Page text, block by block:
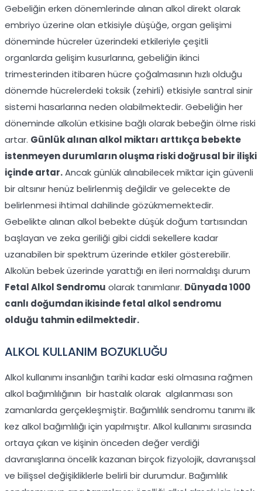
Gebeliğin erken dönemlerinde alınan alkol direkt olarak
embriyo üzerine olan etkisiyle düşüğe, organ gelişimi
döneminde hücreler üzerindeki etkileriyle çeşitli
organlarda gelişim kusurlarına, gebeliğin ikinci
trimesterinden itibaren hücre çoğalmasının hızlı olduğu
dönemde hücrelerdeki toksik (zehirli) etkisiyle santral sinir
sistemi hasarlarına neden olabilmektedir. Gebeliğin her
döneminde alkolün etkisine bağlı olarak bebeğin ölme riski
artar. Günlük alınan alkol miktarı arttıkça bebekte
istenmeyen durumların oluşma riski doğrusal bir ilişki
içinde artar.Ancak günlük alınabilecek miktar için güvenli
bir altsınır henüz belirlenmiş değildir ve gelecekte de
belirlenmesi ihtimal dahilinde gözükmemektedir.
Gebelikte alınan alkol bebekte düşük doğum tartısından
başlayan ve zeka geriliği gibi ciddi sekellere kadar
uzanabilen bir spektrum üzerinde etkiler gösterebilir.
Alkolün bebek üzerinde yarattığı en ileri normaldışı durum
Fetal Alkol Sendromu olarak tanımlanır. Dünyada 1000
canlı doğumdan ikisinde fetal alkol sendromu
olduğu tahmin edilmektedir.
ALKOL KULLANIM BOZUKLUĞU
Alkol kullanımı insanlığın tarihi kadar eski olmasına rağmen
alkol bağımlılığının bir hastalık olarak algılanması son
zamanlarda gerçekleşmiştir. Bağımlılık sendromu tanımı ilk
kez alkol bağımlılığı için yapılmıştır. Alkol kullanımı sırasında
ortaya çıkan ve kişinin önceden değer verdiği
davranışlarına öncelik kazanan birçok fizyolojik, davranışsal
ve bilişsel değişikliklerle belirli bir durumdur. Bağımlılık